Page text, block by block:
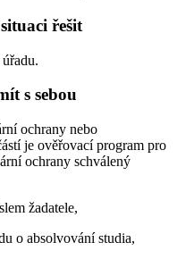
řešit
s sebou
ochrany nebo
je ověřovací program pro
ochrany schválený
žadatele,
o absolvování studia,